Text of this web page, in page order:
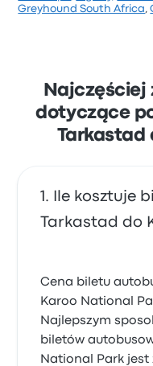
Na podstawie 3
129 zł
Greyhound South Africa,
dotyczące
Tarkastad
Ile kosztuje
Tarkastad do
Cena biletu
Karoo National
Najlepszym
biletów
National Park